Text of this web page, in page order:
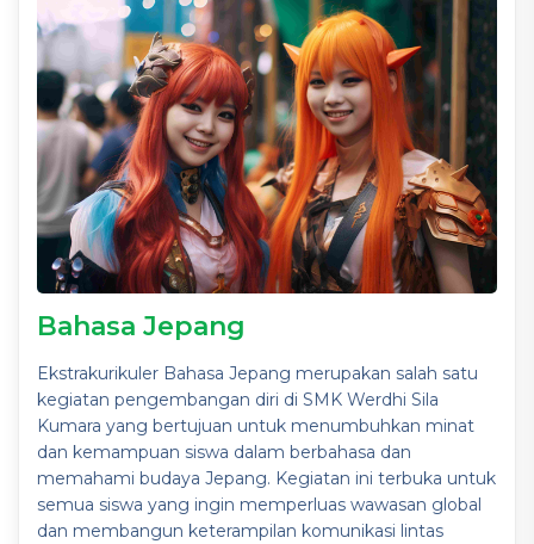
Bahasa Jepang
Ekstrakurikuler Bahasa Jepang merupakan salah satu
kegiatan pengembangan diri di SMK Werdhi Sila
Kumara yang bertujuan untuk menumbuhkan minat
dan kemampuan siswa dalam berbahasa dan
memahami budaya Jepang. Kegiatan ini terbuka untuk
semua siswa yang ingin memperluas wawasan global
dan membangun keterampilan komunikasi lintas